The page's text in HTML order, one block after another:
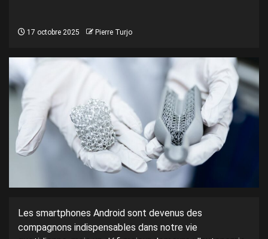
17 octobre 2025 Pierre Turjo
Les smartphones Android sont devenus des
compagnons indispensables dans notre vie